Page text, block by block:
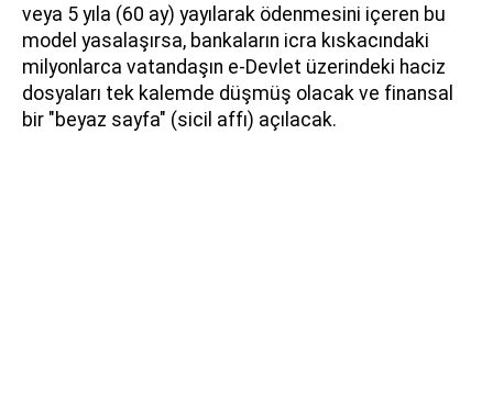
veya 5 yıla (60 ay) yayılarak ödenmesini içeren bu
model yasalaşırsa, bankaların icra kıskacındaki
milyonlarca vatandaşın e-Devlet üzerindeki haciz
dosyaları tek kalemde düşmüş olacak ve finansal
bir "beyaz sayfa" (sicil affı) açılacak.